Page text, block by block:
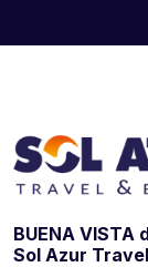
BUENA VISTA
Sol Azur